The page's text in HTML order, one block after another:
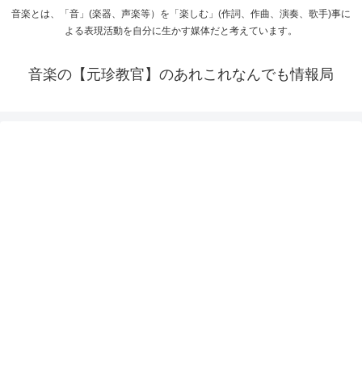
音楽とは、「音」(楽器、声楽等）を「楽しむ」(作詞、作曲、演奏、歌手)事に
よる表現活動を自分に生かす媒体だと考えています。
音楽の【元珍教官】のあれこれなんでも情報局